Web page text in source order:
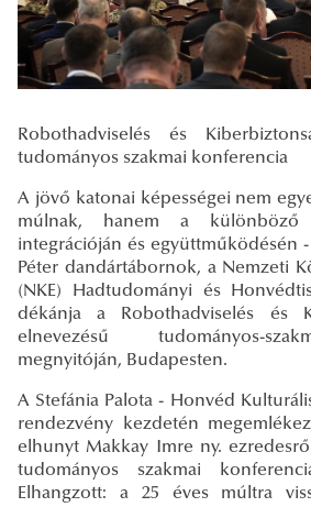
Robothadviselés és
tudományos szakmai konferencia
A jövő katonai képességei nem
múlnak, hanem a különböző
integrációján és együttműködésén
Péter dandártábornok, a Nemzeti
(NKE) Hadtudományi és
dékánja a Robothadviselés és
elnevezésű tudományos-
megnyitóján, Budapesten.
A Stefánia Palota - Honvéd
rendezvény kezdetén
elhunyt Makkay Imre ny.
tudományos szakmai
Elhangzott: a 25 éves múltra